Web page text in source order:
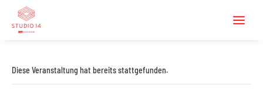
Diese Veranstaltung hat bereits stattgefunden.